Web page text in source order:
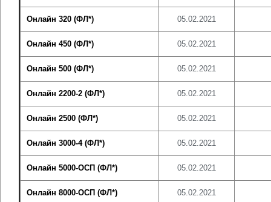
Онлайн 320 (ФЛ*) 05.02.2021
Онлайн 450 (ФЛ*) 05.02.2021
Онлайн 500 (ФЛ*) 05.02.2021
Онлайн 2200-2 (ФЛ*) 05.02.2021
Онлайн 2500 (ФЛ*) 05.02.2021
Онлайн 3000-4 (ФЛ*) 05.02.2021
Онлайн 5000-ОСП (ФЛ*) 05.02.2021
Онлайн 8000-ОСП (ФЛ*) 05.02.2021